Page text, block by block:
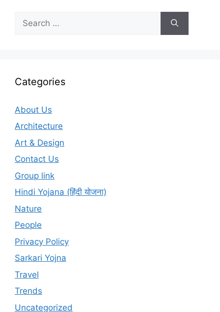
for:
Categories
About Us
Architecture
Art & Design
Contact Us
Group link
Hindi Yojana (हिंदी योजना)
Nature
People
Privacy Policy
Sarkari Yojna
Travel
Trends
Uncategorized